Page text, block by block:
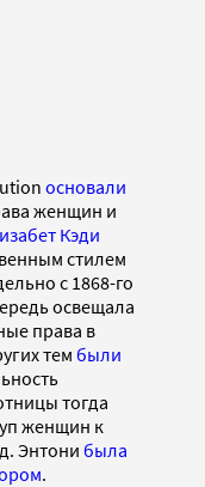
основали
женщин и
Кэди
стилем
с 1868-го
освещала
права в
тем были
тогда
женщин к
Энтони была
.